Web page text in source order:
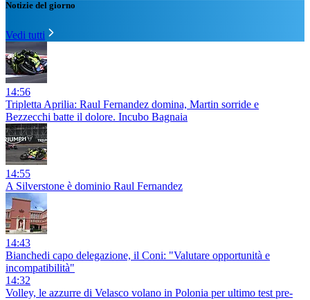
Notizie del giorno
Vedi tutti
14:56
Tripletta Aprilia: Raul Fernandez domina, Martin sorride e
Bezzecchi batte il dolore. Incubo Bagnaia
14:55
A Silverstone è dominio Raul Fernandez
14:43
Bianchedi capo delegazione, il Coni: "Valutare opportunità e
incompatibilità"
14:32
Volley, le azzurre di Velasco volano in Polonia per ultimo test pre-